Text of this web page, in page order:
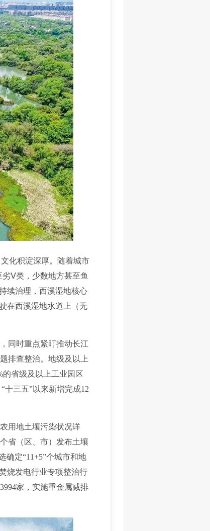
化积淀深厚。随着城市
Ⅴ类，少数地方甚至鱼
续治理，西溪湿地核心
在西溪湿地水道上（无
同时重点紧盯推动长江
排查整治。地级及以上
的省级及以上工业园区
十三五”以来新增完成12
用地土壤污染状况详
省（区、市）发布土壤
确定“11+5”个城市和地
烧发电行业专项整治行
家，实施重金属减排